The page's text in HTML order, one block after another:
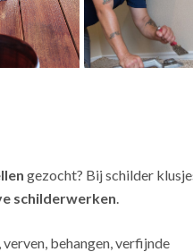
gezocht? Bij schilder
schilderwerken
verven, behangen, verfijnde